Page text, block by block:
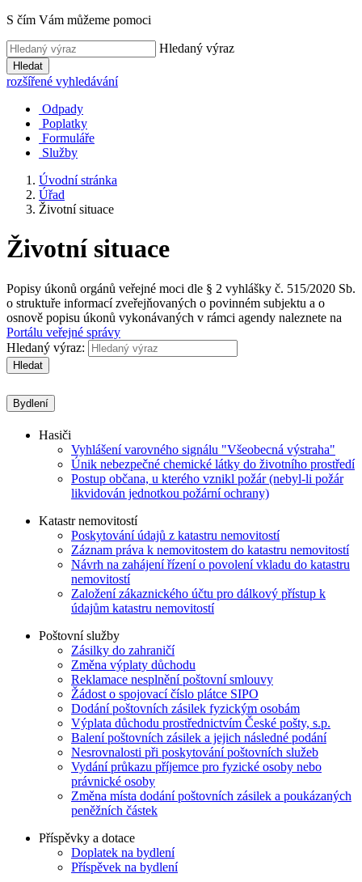
S čím Vám můžeme pomoci
Hledaný výraz
Hledat
rozšířené vyhledávání
Odpady
Poplatky
Formuláře
Služby
Úvodní stránka
Úřad
Životní situace
Životní situace
Popisy úkonů orgánů veřejné moci dle § 2 vyhlášky č. 515/2020 Sb.
o struktuře informací zveřejňovaných o povinném subjektu a o
osnově popisu úkonů vykonávaných v rámci agendy naleznete na
Portálu veřejné správy
Hledaný výraz:
Hledat
Bydlení
Hasiči
Vyhlášení varovného signálu "Všeobecná výstraha"
Únik nebezpečné chemické látky do životního prostředí
Postup občana, u kterého vznikl požár (nebyl-li požár
likvidován jednotkou požární ochrany)
Katastr nemovitostí
Poskytování údajů z katastru nemovitostí
Záznam práva k nemovitostem do katastru nemovitostí
Návrh na zahájení řízení o povolení vkladu do katastru
nemovitostí
Založení zákaznického účtu pro dálkový přístup k
údajům katastru nemovitostí
Poštovní služby
Zásilky do zahraničí
Změna výplaty důchodu
Reklamace nesplnění poštovní smlouvy
Žádost o spojovací číslo plátce SIPO
Dodání poštovních zásilek fyzickým osobám
Výplata důchodu prostřednictvím České pošty, s.p.
Balení poštovních zásilek a jejich následné podání
Nesrovnalosti při poskytování poštovních služeb
Vydání průkazu příjemce pro fyzické osoby nebo
právnické osoby
Změna místa dodání poštovních zásilek a poukázaných
peněžních částek
Příspěvky a dotace
Doplatek na bydlení
Příspěvek na bydlení